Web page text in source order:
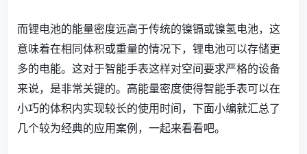
而锂电池的能量密度远高于传统的镍镉或镍氢电池，这
意味着在相同体积或重量的情况下，锂电池可以存储更
多的电能。这对于智能手表这样对空间要求严格的设备
来说，是非常关键的。高能量密度使得智能手表可以在
小巧的体积内实现较长的使用时间，下面小编就汇总了
几个较为经典的应用案例，一起来看看吧。